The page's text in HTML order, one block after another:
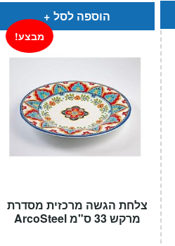
₪499.
הוספה לסל
צלחת הגשה מרכזית מסדרת
מרקש 33 ס"מ ArcoSteel
מבצע!